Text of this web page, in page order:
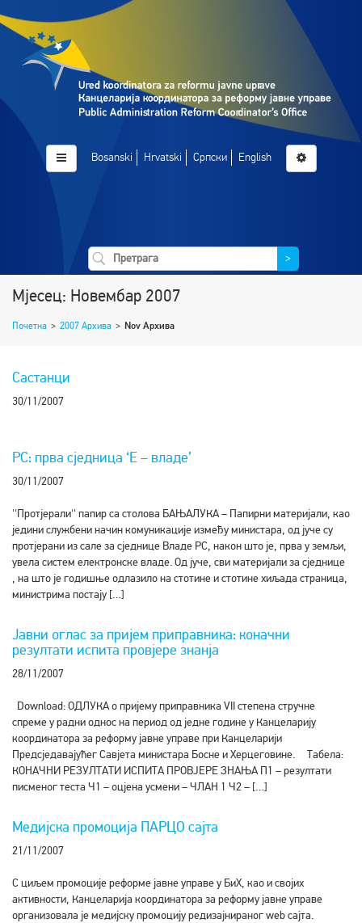
Bosanski Hrvatski Српски English
>
Мјесец: Новембар 2007
Почетна > 2007 Архива > Nov Архива
Састанци
30/11/2007
РС: прва сједница ‘Е – владе’
30/11/2007
''Протјерали'' папир са столова БАЊАЛУКА – Папирни материјали, као
једини службени начин комуникације између министара, од јуче су
протјерани из сале за сједнице Владе РС, након што је, прва у земљи,
увела систем електронске владе. Од јуче, сви материјали за сједнице
, на што је годишње одлазило на стотине и стотине хиљада страница,
министрима постају […]
Јавни оглас за пријем приправника: коначни
резултати испита провјере знанја
28/11/2007
Download: ОДЛУКА о пријему приправника VII степена стручне
спреме у радни однос на период од једне године у Канцеларију
координатора за реформу јавне управе при Канцеларији
Предсједавајућег Савјета министара Босне и Херцеговине. Табела:
КОНАЧНИ РЕЗУЛТАТИ ИСПИТА ПРОВЈЕРЕ ЗНАЊА П1 – резултати
писменог теста Ч1 – оцјена усмени – ЧЛАН 1 Ч2 – […]
Медијска промоција ПАРЦО сајта
21/11/2007
С циљем промоције реформе јавне управе у БиХ, као и својих
активности, Канцеларија координатора за реформу јавне управе
организовала је медијску промоцију редизајнираног wеb сајта.